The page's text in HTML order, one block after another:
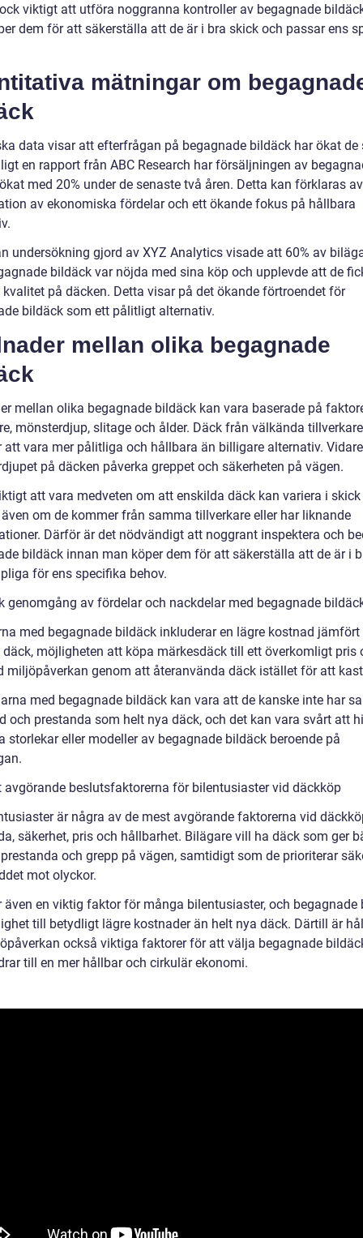
viktigt att utföra noggranna kontroller av begagnade
dem för att säkerställa att de är i bra skick och passar ens
mätningar om
data visar att efterfrågan på begagnade bildäck har ökat de
en rapport från ABC Research har försäljningen av
med 20% under de senaste två åren. Detta kan förklaras
av ekonomiska fördelar och ett ökande fokus på hållbara
undersökning gjord av XYZ Analytics visade att 60% av
bildäck var nöjda med sina köp och upplevde att de
på däcken. Detta visar på det ökande förtroendet för
bildäck som ett pålitligt alternativ.
mellan olika begagnade
mellan olika begagnade bildäck kan vara baserade på
mönsterdjup, slitage och ålder. Däck från välkända tillverkare
att vara mer pålitliga och hållbara än billigare alternativ.
på däcken påverka greppet och säkerheten på vägen.
att vara medveten om att enskilda däck kan variera i
om de kommer från samma tillverkare eller har liknande
Därför är det nödvändigt att noggrant inspektera och
bildäck innan man köper dem för att säkerställa att de är i
för ens specifika behov.
genomgång av fördelar och nackdelar med begagnade
med begagnade bildäck inkluderar en lägre kostnad jämfört
däck, möjligheten att köpa märkesdäck till ett överkomligt pris
miljöpåverkan genom att återanvända däck istället för att
med begagnade bildäck kan vara att de kanske inte har
och prestanda som helt nya däck, och det kan vara svårt att
storlekar eller modeller av begagnade bildäck beroende på
avgörande beslutsfaktorerna för bilentusiaster vid däckköp
är några av de mest avgörande faktorerna vid
säkerhet, pris och hållbarhet. Bilägare vill ha däck som ger
och grepp på vägen, samtidigt som de prioriterar
mot olyckor.
även en viktig faktor för många bilentusiaster, och begagnade
till betydligt lägre kostnader än helt nya däck. Därtill är
också viktiga faktorer för att välja begagnade
till en mer hållbar och cirkulär ekonomi.